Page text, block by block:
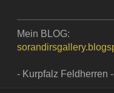
Mein BLOG:
- Kurpfalz Feldherren -